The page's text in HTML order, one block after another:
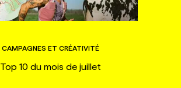
CAMPAGNES ET CRÉATIVITÉ
Top 10 du mois de juillet